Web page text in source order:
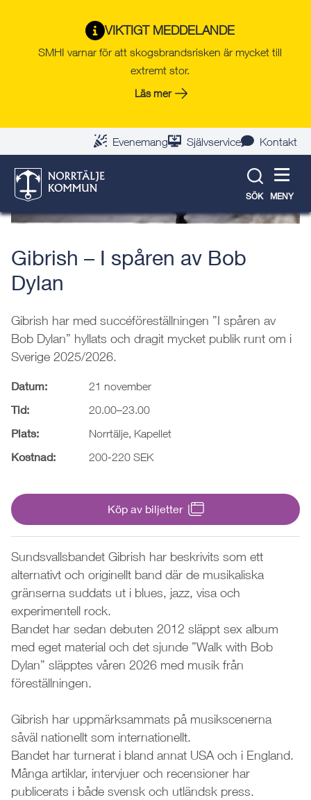
VIKTIGT MEDDELANDE
SMHI varnar för att skogsbrandsrisken är mycket till
extremt stor.
Läs mer
Evenemang Självservice Kontakt
SÖK MENY
Tillbaka till evenemangslista
Gibrish – I spåren av Bob
Dylan
Gibrish har med succéföreställningen ”I spåren av
Bob Dylan” hyllats och dragit mycket publik runt om i
Sverige 2025/2026.
Datum: 21 november
Tid: 20.00–23.00
Plats: Norrtälje, Kapellet
Kostnad: 200-220 SEK
Köp av biljetter
Sundsvallsbandet Gibrish har beskrivits som ett
alternativt och originellt band där de musikaliska
gränserna suddats ut i blues, jazz, visa och
experimentell rock.
Bandet har sedan debuten 2012 släppt sex album
med eget material och det sjunde ”Walk with Bob
Dylan” släpptes våren 2026 med musik från
föreställningen.
Gibrish har uppmärksammats på musikscenerna
såväl nationellt som internationellt.
Bandet har turnerat i bland annat USA och i England.
Många artiklar, intervjuer och recensioner har
publicerats i både svensk och utländsk press.